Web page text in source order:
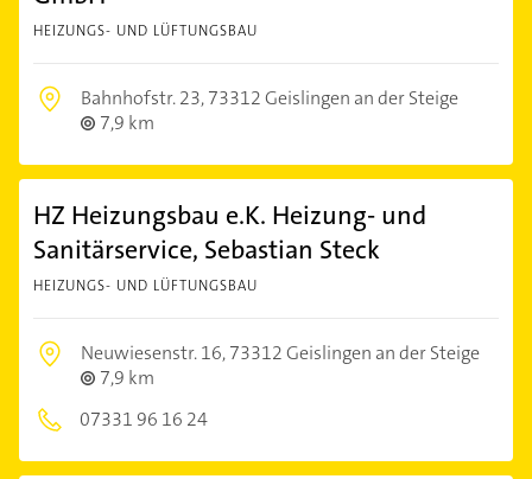
HEIZUNGS- UND LÜFTUNGSBAU
Bahnhofstr. 23,73312 Geislingen an der Steige
7,9 km
HZ Heizungsbau e.K. Heizung- und
Sanitärservice, Sebastian Steck
HEIZUNGS- UND LÜFTUNGSBAU
Neuwiesenstr. 16,73312 Geislingen an der Steige
7,9 km
07331 96 16 24